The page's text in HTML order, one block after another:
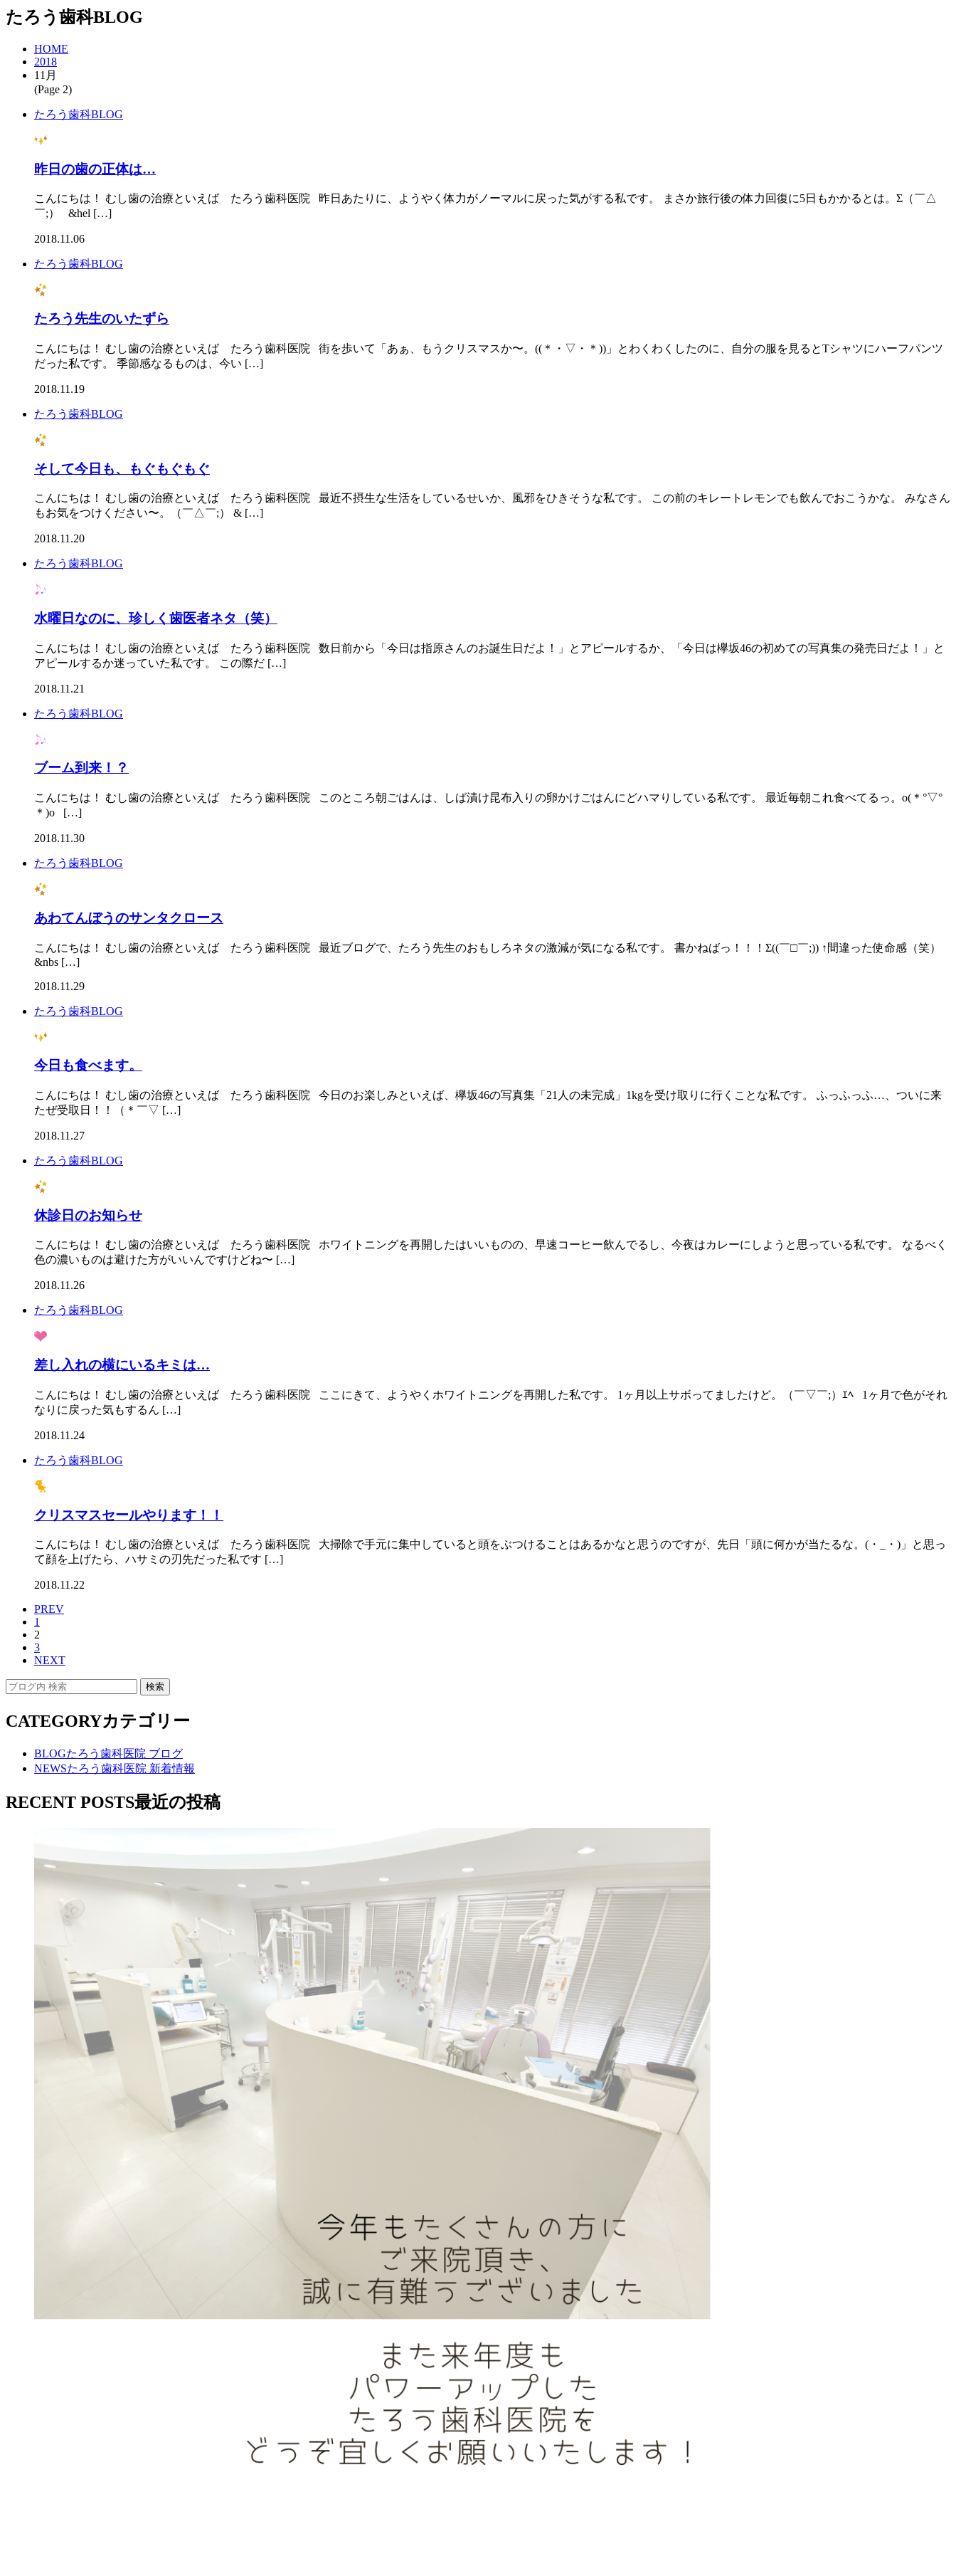
たろう歯科BLOG
HOME
2018
11月
(Page 2)
たろう歯科BLOG
昨日の歯の正体は…
こんにちは！ むし歯の治療といえば たろう歯科医院 昨日あたりに、ようやく体力がノーマルに戻った気がする私です。 まさか旅行後の体力回復に5日もかかるとは。Σ（￣△
￣;） &hel […]
2018.11.06
たろう歯科BLOG
たろう先生のいたずら
こんにちは！ むし歯の治療といえば たろう歯科医院 街を歩いて「あぁ、もうクリスマスか〜。((＊・▽・＊))」とわくわくしたのに、自分の服を見るとTシャツにハーフパンツ
だった私です。 季節感なるものは、今い […]
2018.11.19
たろう歯科BLOG
そして今日も、もぐもぐもぐ
こんにちは！ むし歯の治療といえば たろう歯科医院 最近不摂生な生活をしているせいか、風邪をひきそうな私です。 この前のキレートレモンでも飲んでおこうかな。 みなさん
もお気をつけください〜。（￣△￣;） & […]
2018.11.20
たろう歯科BLOG
水曜日なのに、珍しく歯医者ネタ（笑）
こんにちは！ むし歯の治療といえば たろう歯科医院 数日前から「今日は指原さんのお誕生日だよ！」とアピールするか、「今日は欅坂46の初めての写真集の発売日だよ！」と
アピールするか迷っていた私です。 この際だ […]
2018.11.21
たろう歯科BLOG
ブーム到来！？
こんにちは！ むし歯の治療といえば たろう歯科医院 このところ朝ごはんは、しば漬け昆布入りの卵かけごはんにどハマりしている私です。 最近毎朝これ食べてるっ。o(＊°▽°
＊)o […]
2018.11.30
たろう歯科BLOG
あわてんぼうのサンタクロース
こんにちは！ むし歯の治療といえば たろう歯科医院 最近ブログで、たろう先生のおもしろネタの激減が気になる私です。 書かねばっ！！！Σ((￣□￣;)) ↑間違った使命感（笑）
&nbs […]
2018.11.29
たろう歯科BLOG
今日も食べます。
こんにちは！ むし歯の治療といえば たろう歯科医院 今日のお楽しみといえば、欅坂46の写真集「21人の未完成」1kgを受け取りに行くことな私です。 ふっふっふ…、ついに来
たぜ受取日！！（＊￣▽ […]
2018.11.27
たろう歯科BLOG
休診日のお知らせ
こんにちは！ むし歯の治療といえば たろう歯科医院 ホワイトニングを再開したはいいものの、早速コーヒー飲んでるし、今夜はカレーにしようと思っている私です。 なるべく
色の濃いものは避けた方がいいんですけどね〜 […]
2018.11.26
たろう歯科BLOG
差し入れの横にいるキミは…
こんにちは！ むし歯の治療といえば たろう歯科医院 ここにきて、ようやくホワイトニングを再開した私です。 1ヶ月以上サボってましたけど。（￣▽￣;）ｴﾍ 1ヶ月で色がそれ
なりに戻った気もするん […]
2018.11.24
たろう歯科BLOG
クリスマスセールやります！！
こんにちは！ むし歯の治療といえば たろう歯科医院 大掃除で手元に集中していると頭をぶつけることはあるかなと思うのですが、先日「頭に何かが当たるな。(・_・)」と思っ
て顔を上げたら、ハサミの刃先だった私です […]
2018.11.22
PREV
1
2
3
NEXT
CATEGORYカテゴリー
BLOGたろう歯科医院 ブログ
NEWSたろう歯科医院 新着情報
RECENT POSTS最近の投稿